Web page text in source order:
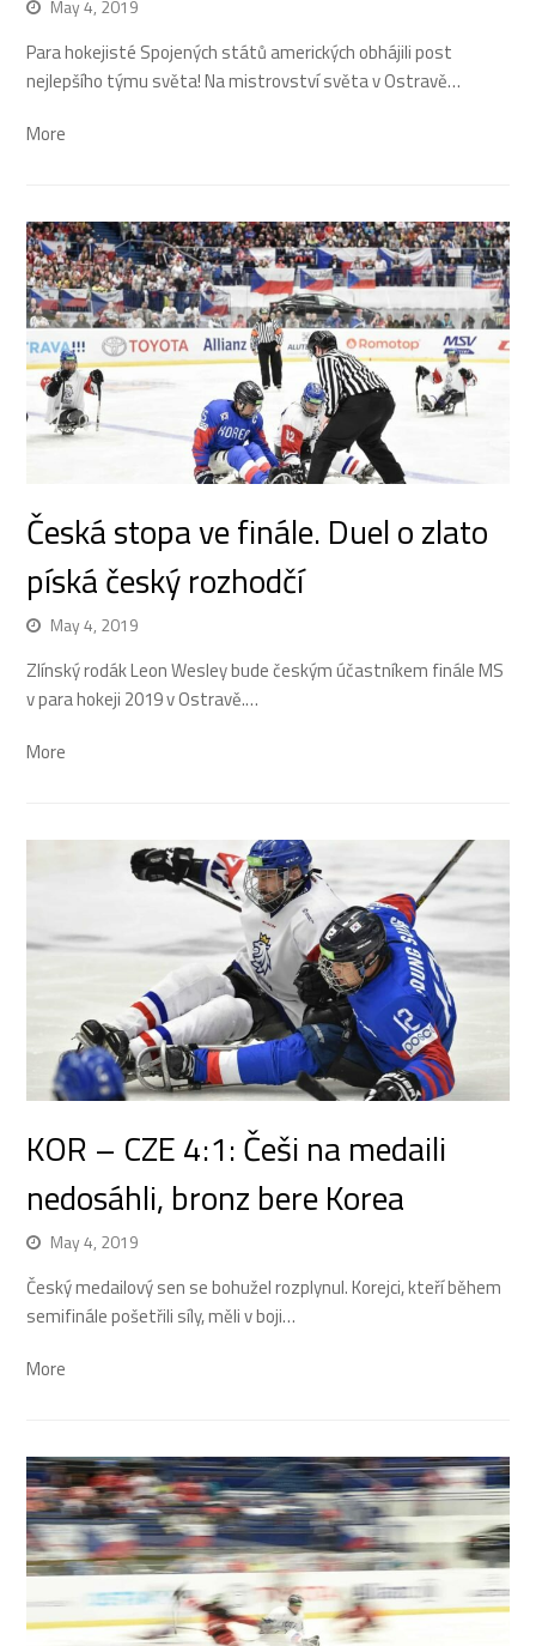
May 4, 2019
Para hokejisté Spojených států amerických obhájili post
nejlepšího týmu světa! Na mistrovství světa v Ostravě…
More
Česká stopa ve finále. Duel o zlato
píská český rozhodčí
May 4, 2019
Zlínský rodák Leon Wesley bude českým účastníkem finále MS
v para hokeji 2019 v Ostravě.…
More
KOR – CZE 4:1: Češi na medaili
nedosáhli, bronz bere Korea
May 4, 2019
Český medailový sen se bohužel rozplynul. Korejci, kteří během
semifinále pošetřili síly, měli v boji…
More